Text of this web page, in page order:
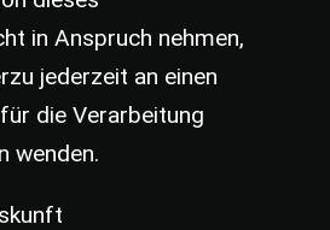
in Anspruch nehmen,
jederzeit an einen
die Verarbeitung
wenden.